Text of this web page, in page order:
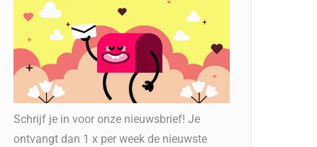
Schrijf je in voor onze nieuwsbrief! Je
ontvangt dan 1 x per week de nieuwste